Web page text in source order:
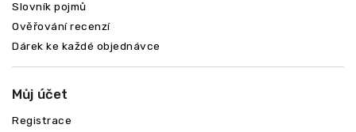
Slovník pojmů
Ověřování recenzí
Dárek ke každé objednávce
Můj účet
Registrace